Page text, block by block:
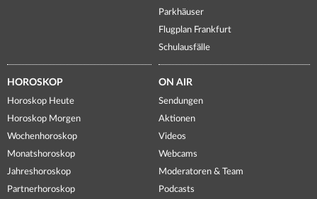
Parkhäuser
Flugplan Frankfurt
Schulausfälle
HOROSKOP
Horoskop Heute
Horoskop Morgen
Wochenhoroskop
Monatshoroskop
Jahreshoroskop
Partnerhoroskop
ON AIR
Sendungen
Aktionen
Videos
Webcams
Moderatoren & Team
Podcasts